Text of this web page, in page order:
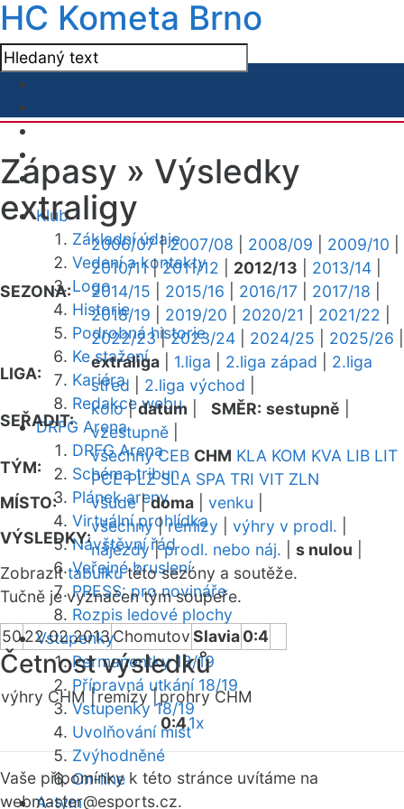
HC Kometa Brno
Klub
Základní údaje
Vedení a kontakty
Logo
Historie
Podrobná historie
Ke stažení
Kariéra
Redakce webu
DRFG Arena
DRFG Arena
Schéma tribun
Plánek areny
Virtuální prohlídka
Návštěvní řád
Veřejné bruslení
PRESS: pro novináře
Rozpis ledové plochy
Vstupenky
Permanentky 18/19
Přípravná utkání 18/19
Vstupenky 18/19
Uvolňování míst
Zvýhodněné
On-line
A-tým
Zápasy » Výsledky
extraligy
SEZONA:
2006/07|2007/08 2008/09 2009/10
2010/11|2011/12 2012/13 2013/14
2014/15
2015/16 2016/17 2017/18
2018/19
2019/20 2020/21 2021/22
2022/23|2023/24 2024/25 2025/26
LIGA:
extraliga 1.liga 2.liga západ
2.liga
střed
2.liga východ
SEŘADIT:
kolo|datum SMĚR: sestupně
vzestupně
TÝM:
všechny CEB CHM KLA KOM KVA LIB LIT
PCE PLZ SLA SPA TRI VIT ZLN
MÍSTO:
všude|doma venku
VÝSLEDKY:
všechny|remízy výhry v prodl.
nájezdy|prodl. nebo náj. s nulou
Zobrazittabulkutéto sezóny a soutěže.
Tučně je vyznačen tým soupeře.
5022.02.2013ChomutovSlavia0:4
Četnost výsledků
výhry CHM |remízy |prohry CHM
0:41x
Vaše připomínky k této stránce uvítáme na
webmaster@esports.cz.